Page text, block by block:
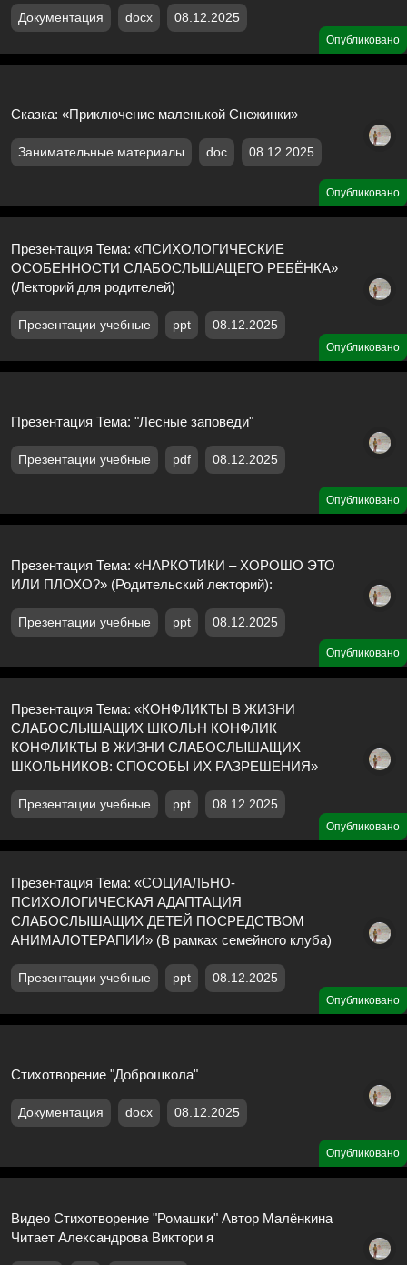
Опубликовано
Документация docx 08.12.2025
Опубликовано
Сказка: «Приключение маленькой Снежинки»
Занимательные материалы doc 08.12.2025
Опубликовано
Презентация Тема: «ПСИХОЛОГИЧЕСКИЕ
ОСОБЕННОСТИ СЛАБОСЛЫШАЩЕГО РЕБЁНКА»
(Лекторий для родителей)
Презентации учебные ppt 08.12.2025
Опубликовано
Презентация Тема: "Лесные заповеди"
Презентации учебные pdf 08.12.2025
Опубликовано
Презентация Тема: «НАРКОТИКИ – ХОРОШО ЭТО
ИЛИ ПЛОХО?» (Родительский лекторий):
Презентации учебные ppt 08.12.2025
Опубликовано
Презентация Тема: «КОНФЛИКТЫ В ЖИЗНИ
СЛАБОСЛЫШАЩИХ ШКОЛЬН КОНФЛИК
КОНФЛИКТЫ В ЖИЗНИ СЛАБОСЛЫШАЩИХ
ШКОЛЬНИКОВ: СПОСОБЫ ИХ РАЗРЕШЕНИЯ»
Презентации учебные ppt 08.12.2025
Опубликовано
Презентация Тема: «СОЦИАЛЬНО-
ПСИХОЛОГИЧЕСКАЯ АДАПТАЦИЯ
СЛАБОСЛЫШАЩИХ ДЕТЕЙ ПОСРЕДСТВОМ
АНИМАЛОТЕРАПИИ» (В рамках семейного клуба)
Презентации учебные ppt 08.12.2025
Опубликовано
Стихотворение "Доброшкола"
Документация docx 08.12.2025
Видео Стихотворение "Ромашки" Автор Малёнкина
Читает Александрова Виктори я